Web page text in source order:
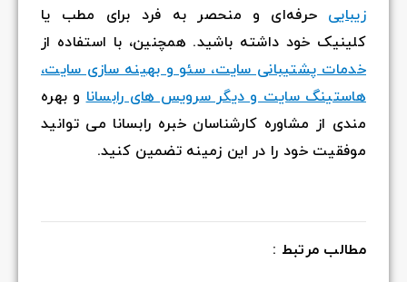
زیباییحرفه‌ای و منحصر به فرد برای مطب یا
کلینیک خود داشته باشید. همچنین، با استفاده از
خدمات پشتیبانی سایت، سئو و بهینه سازی سایت،
هاستینگ سایت و دیگر سرویس های رابساناو بهره
مندی از مشاوره کارشناسان خبره رابسانا می توانید
موفقیت خود را در این زمینه تضمین کنید.
مطالب مرتبط :